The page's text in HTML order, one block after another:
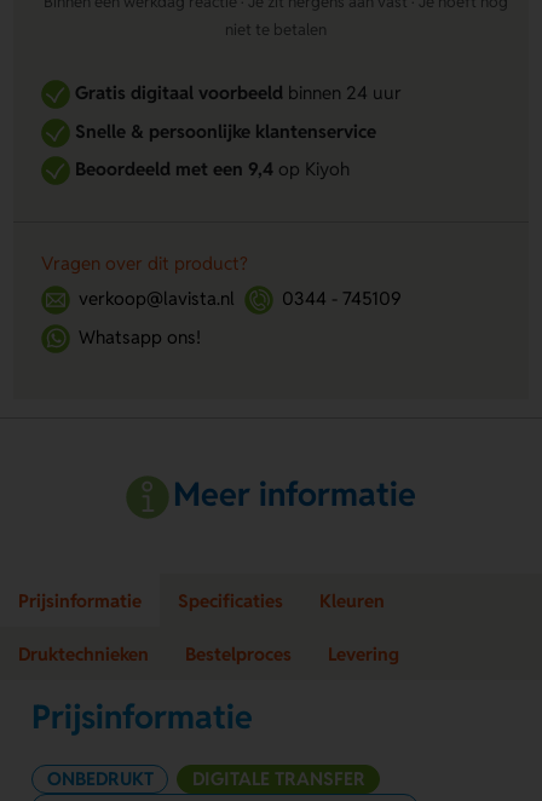
niet te betalen
Gratis digitaal voorbeeldbinnen 24 uur
Snelle & persoonlijke klantenservice
Beoordeeld met een 9,4op Kiyoh
Vragen over dit product?
verkoop@lavista.nl
0344 - 745109
Whatsapp ons!
Meer informatie
Prijsinformatie Specificaties Kleuren
Druktechnieken Bestelproces Levering
Prijsinformatie
ONBEDRUKT
DIGITALE TRANSFER